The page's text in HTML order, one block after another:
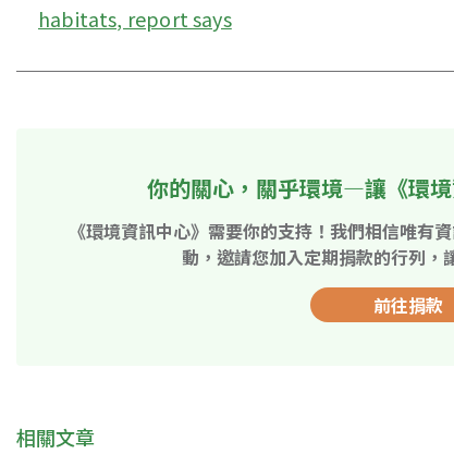
habitats, report says
你的關心，關乎環境—讓《環
《環境資訊中心》需要你的支持！我們相信唯有
動，邀請您加入定期捐款的行列，
前往捐款
相關文章